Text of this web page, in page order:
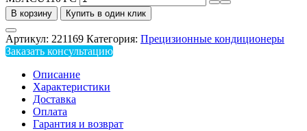
В корзину Купить в один клик
Артикул: 221169 Категория: Прецизионные кондиционеры
Заказать консультацию
Описание
Характеристики
Доставка
Оплата
Гарантия и возврат